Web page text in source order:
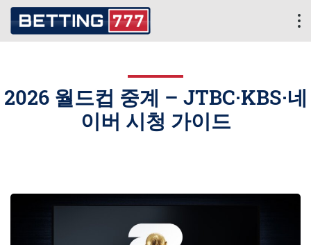
2026 월드컵 중계 – JTBC·KBS·네
이버 시청 가이드